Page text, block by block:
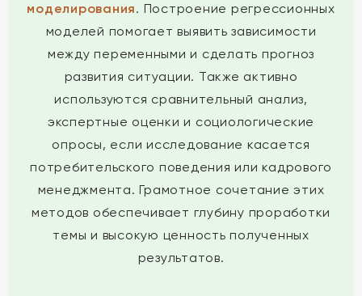
моделирования. Построение регрессионных
моделей помогает выявить зависимости
между переменными и сделать прогноз
развития ситуации. Также активно
используются сравнительный анализ,
экспертные оценки и социологические
опросы, если исследование касается
потребительского поведения или кадрового
менеджмента. Грамотное сочетание этих
методов обеспечивает глубину проработки
темы и высокую ценность полученных
результатов.